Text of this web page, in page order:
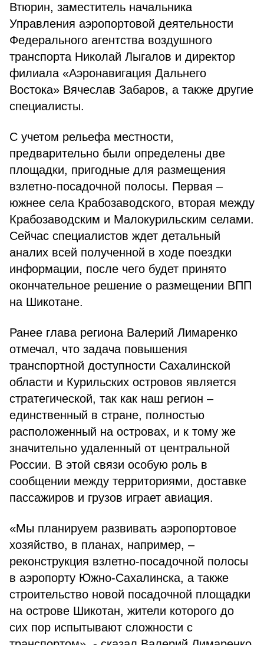
Втюрин, заместитель начальника
Управления аэропортовой деятельности
Федерального агентства воздушного
транспорта Николай Лыгалов и директор
филиала «Аэронавигация Дальнего
Востока» Вячеслав Забаров, а также другие
специалисты.
С учетом рельефа местности,
предварительно были определены две
площадки, пригодные для размещения
взлетно-посадочной полосы. Первая –
южнее села Крабозаводского, вторая между
Крабозаводским и Малокурильским селами.
Сейчас специалистов ждет детальный
аналих всей полученной в ходе поездки
информации, после чего будет принято
окончательное решение о размещении ВПП
на Шикотане.
Ранее глава региона Валерий Лимаренко
отмечал, что задача повышения
транспортной доступности Сахалинской
области и Курильских островов является
стратегической, так как наш регион –
единственный в стране, полностью
расположенный на островах, и к тому же
значительно удаленный от центральной
России. В этой связи особую роль в
сообщении между территориями, доставке
пассажиров и грузов играет авиация.
«Мы планируем развивать аэропортовое
хозяйство, в планах, например, –
реконструкция взлетно-посадочной полосы
в аэропорту Южно-Сахалинска, а также
строительство новой посадочной площадки
на острове Шикотан, жители которого до
сих пор испытывают сложности с